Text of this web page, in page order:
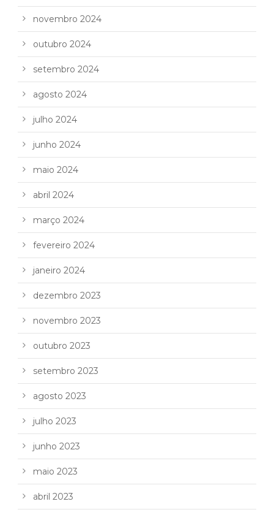
novembro 2024
outubro 2024
setembro 2024
agosto 2024
julho 2024
junho 2024
maio 2024
abril 2024
março 2024
fevereiro 2024
janeiro 2024
dezembro 2023
novembro 2023
outubro 2023
setembro 2023
agosto 2023
julho 2023
junho 2023
maio 2023
abril 2023